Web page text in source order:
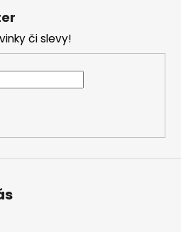
či slevy!